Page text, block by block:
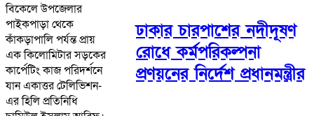
বিকেলে উপজেলার
পাইকপাড়া থেকে
কাঁকড়াপালি পর্যন্ত প্রায়
এক কিলোমিটার সড়কের
কার্পেটিং কাজ পরিদর্শনে
যান একাত্তর টেলিভিশন-
এর হিলি প্রতিনিধি
ঢাকার চারপাশের নদীদূষণ
রোধে কর্মপরিকল্পনা
প্রণয়নের নির্দেশ প্রধানমন্ত্রীর